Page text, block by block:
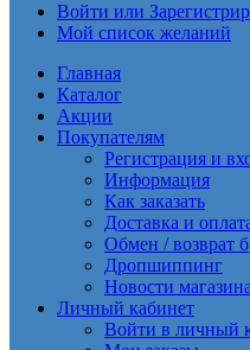
Войти или
Мой список желаний
Главная
Каталог
Акции
Покупателям
Регистрация и
Информация
Как заказать
Доставка и
Обмен / возврат
Дропшиппинг
Новости магазина
Личный кабинет
Войти в личный